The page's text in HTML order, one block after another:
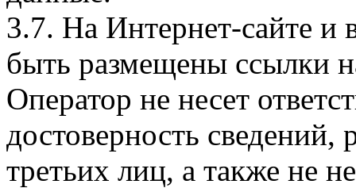
3.7. На Интернет-сайте
быть размещены ссылки
Оператор не несет
достоверность
третьих лиц, а также не